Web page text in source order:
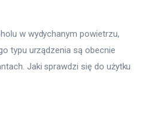
w wydychanym powietrzu,
typu urządzenia są obecnie
Jaki sprawdzi się do użytku